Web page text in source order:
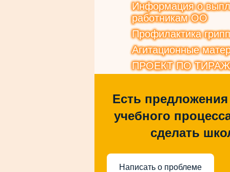
Информация о
работникам ОО
Профилактика
Агитационные
ПРОЕКТ ПО
Есть
учебного
сделать
Написать о проблеме